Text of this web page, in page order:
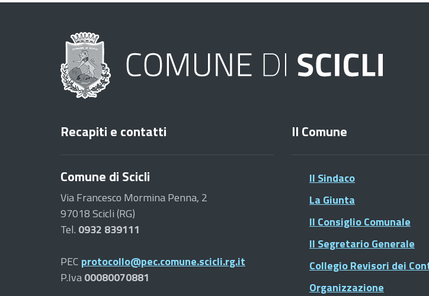
Recapiti e contatti
Comune di Scicli
Via Francesco Mormina Penna, 2
97018 Scicli (RG)
Tel. 0932 839111
PEC protocollo@pec.comune.scicli.rg.it
P.Iva00080070881
Il Comune
Il Sindaco
La Giunta
Il Consiglio Comunale
Il Segretario Generale
Collegio Revisori dei
Organizzazione